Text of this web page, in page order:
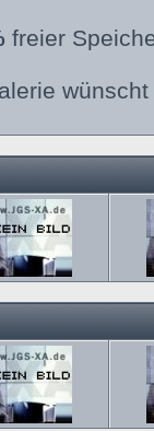
freier